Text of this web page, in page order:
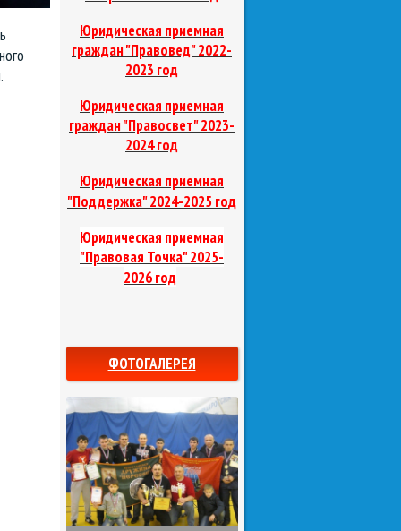
Юридическая приемная
граждан "Правовед"2022-
2023 год
Юридическая приемная
граждан "Правосвет"2023-
2024 год
Юридическая приемная
"Поддержка"2024-2025 год
Юридическая приемная
"Правовая Точка"2025-
2026 год
ФОТОГАЛЕРЕЯ